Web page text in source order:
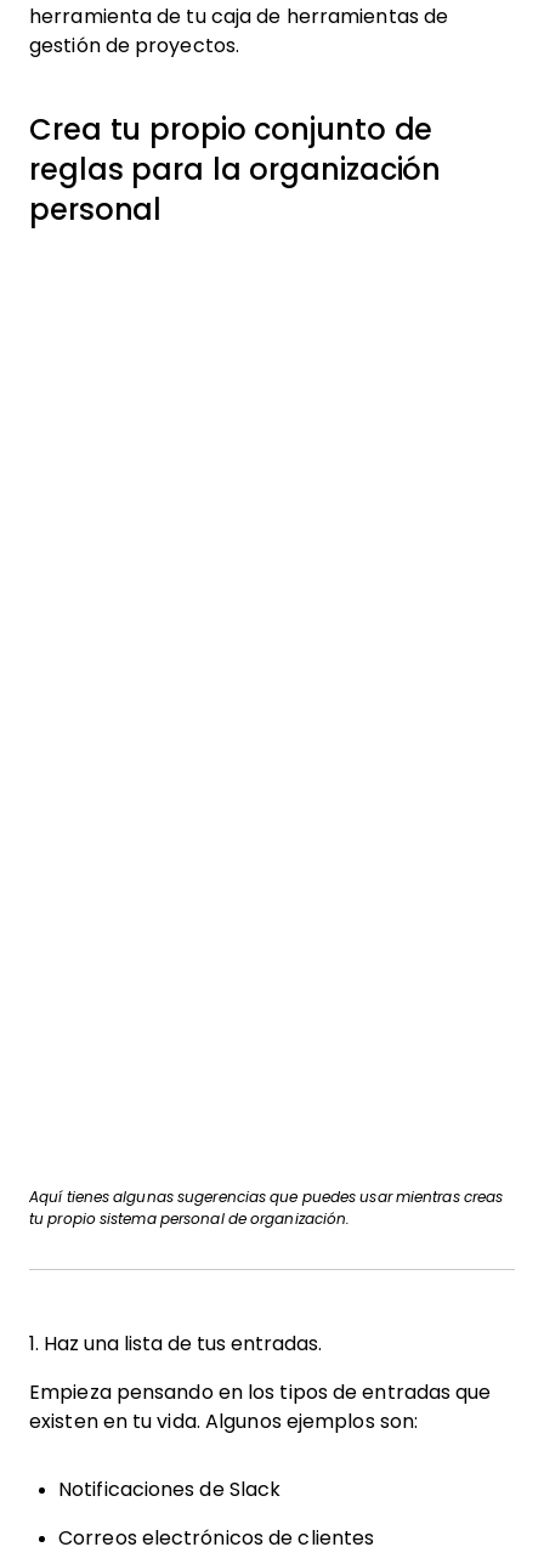
herramienta de tu caja de herramientas de
gestión de proyectos.
Crea tu propio conjunto de
reglas para la organización
personal
Aquí tienes algunas sugerencias que puedes usar mientras creas
tu propio sistema personal de organización.
1. Haz una lista de tus entradas.
Empieza pensando en los tipos de entradas que
existen en tu vida. Algunos ejemplos son:
Notificaciones de Slack
Correos electrónicos de clientes